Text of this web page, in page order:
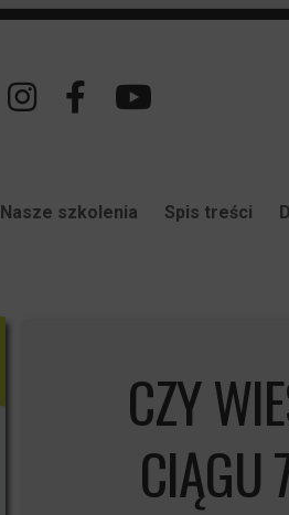
Nasze szkolenia Spis treści
CZY
CIĄGU